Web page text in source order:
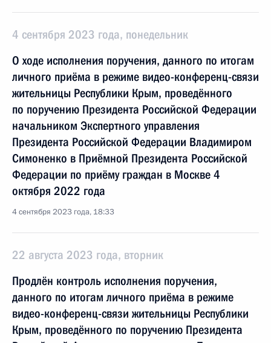
4 сентября 2023 года, понедельник
О ходе исполнения поручения, данного по итогам
личного приёма в режиме видео-конференц-связи
жительницы Республики Крым, проведённого
по поручению Президента Российской Федерации
начальником Экспертного управления
Президента Российской Федерации Владимиром
Симоненко в Приёмной Президента Российской
Федерации по приёму граждан в Москве 4
октября 2022 года
4 сентября 2023 года, 18:33
22 августа 2023 года, вторник
Продлён контроль исполнения поручения,
данного по итогам личного приёма в режиме
видео-конференц-связи жительницы Республики
Крым, проведённого по поручению Президента